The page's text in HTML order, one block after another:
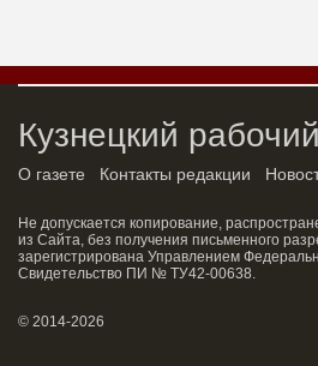
Кузнецкий рабочий
О газете Контакты редакции
Не допускается копирование,
из Сайта, без получения письменного
зарегистрирована Управлением
Свидетельство ПИ № ТУ42-00638.
© 2014-2026